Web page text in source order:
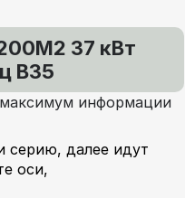
37 кВт
В35
информации
серию, далее идут
оси,